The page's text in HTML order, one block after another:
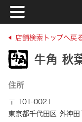
店舗検索トップへ戻
牛角 秋
住所
〒 101-0021
東京都千代田区 外神